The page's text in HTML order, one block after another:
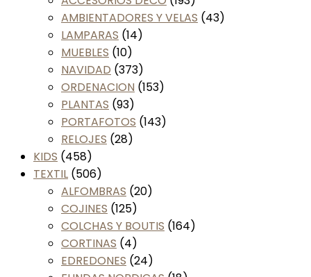
AMBIENTADORES Y VELAS (43)
LAMPARAS (14)
MUEBLES (10)
NAVIDAD (373)
ORDENACION (153)
PLANTAS (93)
PORTAFOTOS (143)
RELOJES (28)
KIDS (458)
TEXTIL (506)
ALFOMBRAS (20)
COJINES (125)
COLCHAS Y BOUTIS (164)
CORTINAS (4)
EDREDONES (24)